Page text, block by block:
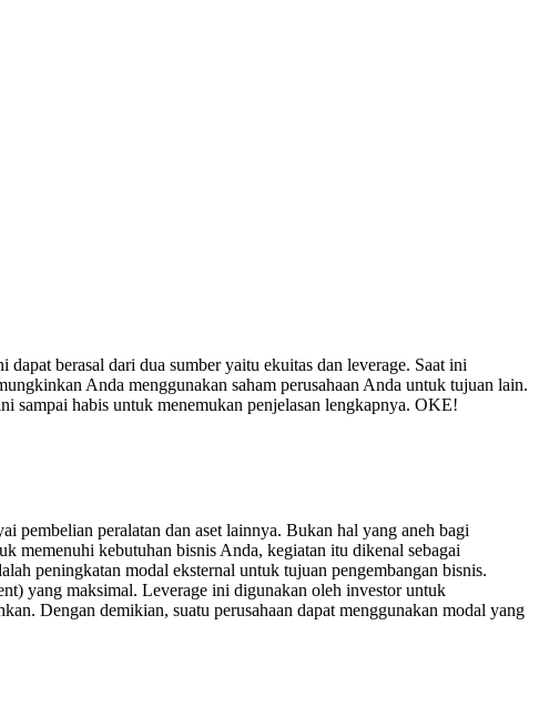
berasal dari dua sumber yaitu ekuitas dan leverage. Saat ini
Anda menggunakan saham perusahaan Anda untuk tujuan lain.
sampai habis untuk menemukan penjelasan lengkapnya. OKE!
pembelian peralatan dan aset lainnya. Bukan hal yang aneh bagi
memenuhi kebutuhan bisnis Anda, kegiatan itu dikenal sebagai
peningkatan modal eksternal untuk tujuan pengembangan bisnis.
yang maksimal. Leverage ini digunakan oleh investor untuk
Dengan demikian, suatu perusahaan dapat menggunakan modal yang